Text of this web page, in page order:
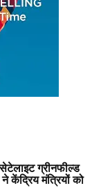
ग्रीनफील्ड
केंद्रिय मंत्रियों को